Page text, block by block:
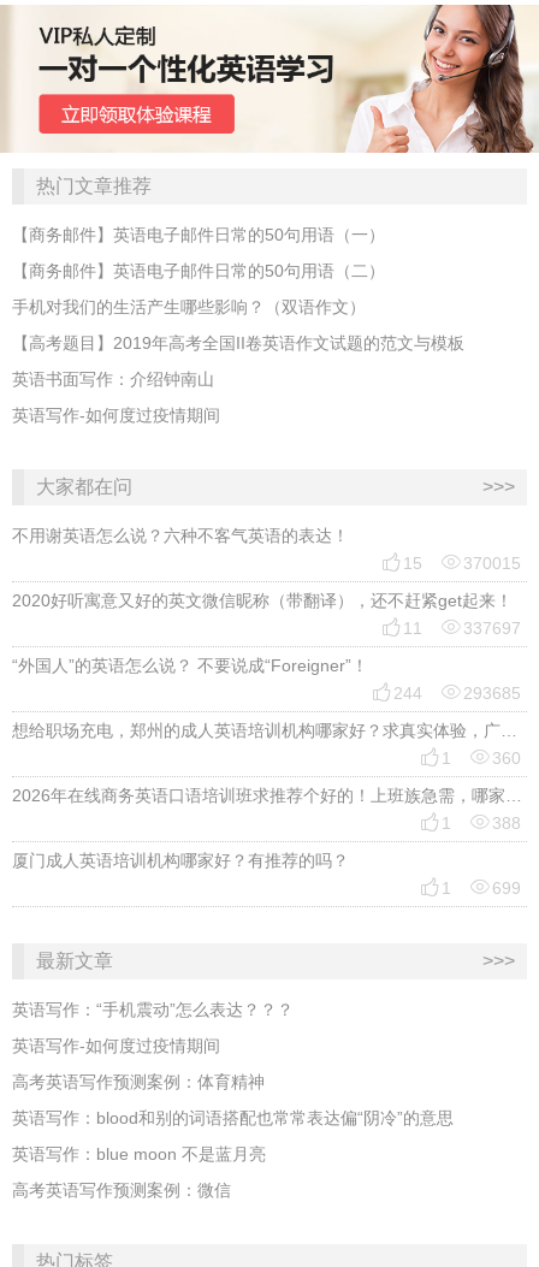
热门文章推荐
【商务邮件】英语电子邮件日常的50句用语（一）
【商务邮件】英语电子邮件日常的50句用语（二）
手机对我们的生活产生哪些影响？（双语作文）
【高考题目】2019年高考全国II卷英语作文试题的范文与模板
英语书面写作：介绍钟南山
英语写作-如何度过疫情期间
大家都在问 >>>
不用谢英语怎么说？六种不客气英语的表达！
 15 370015
2020好听寓意又好的英文微信昵称（带翻译），还不赶紧get起来！
 11 337697
“外国人”的英语怎么说？ 不要说成“Foreigner”！
 244 293685
想给职场充电，郑州的成人英语培训机构哪家好？求真实体验，广告勿扰，感谢！
 1 360
2026年在线商务英语口语培训班求推荐个好的！上班族急需，哪家好？
 1 388
厦门成人英语培训机构哪家好？有推荐的吗？
 1 699
最新文章 >>>
英语写作：“手机震动”怎么表达？？？
英语写作-如何度过疫情期间
高考英语写作预测案例：体育精神
英语写作：blood和别的词语搭配也常常表达偏“阴冷”的意思
英语写作：blue moon 不是蓝月亮
高考英语写作预测案例：微信
热门标签